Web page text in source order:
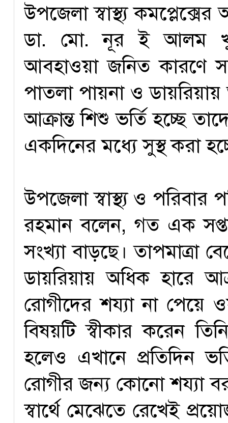
উপজেলা স্বাস্থ্য
ডা. মো. নূর ই আলম
আবহাওয়া জনিত কারণে
পাতলা পায়না ও ডায়রিয়ায়
আক্রান্ত শিশু ভর্তি হচ্ছে
একদিনের মধ্যে সুস্থ করা
উপজেলা স্বাস্থ্য ও পরিবার
রহমান বলেন, গত এক
সংখ্যা বাড়ছে। তাপমাত্রা
ডায়রিয়ায় অধিক হারে
রোগীদের শয্যা না পেয়ে
বিষয়টি স্বীকার করেন
হলেও এখানে প্রতিদিন
রোগীর জন্য কোনো শয্যা
স্বার্থে মেঝেতে রেখেই